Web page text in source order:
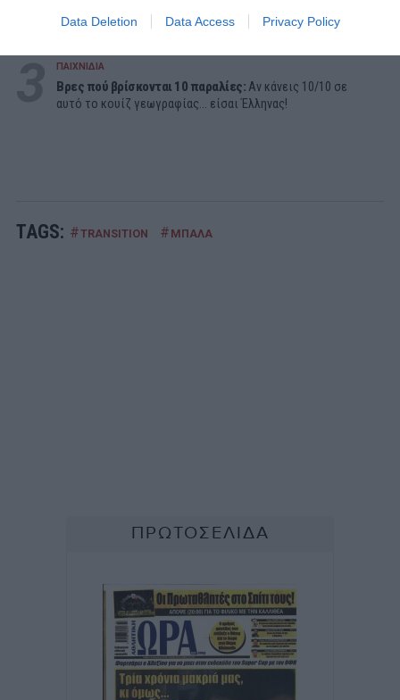
Data Deletion Data Access Privacy Policy
Η αλήθεια για τον Ετιέν Καμαρά
ΠΑΙΧΝΙΔΙΑ
Βρες πού βρίσκονται 10 παραλίες: Αν κάνεις 10/10 σε
αυτό το κουίζ γεωγραφίας... είσαι Έλληνας!
TAGS: #TRANSITION # ΜΠΑΛΑ